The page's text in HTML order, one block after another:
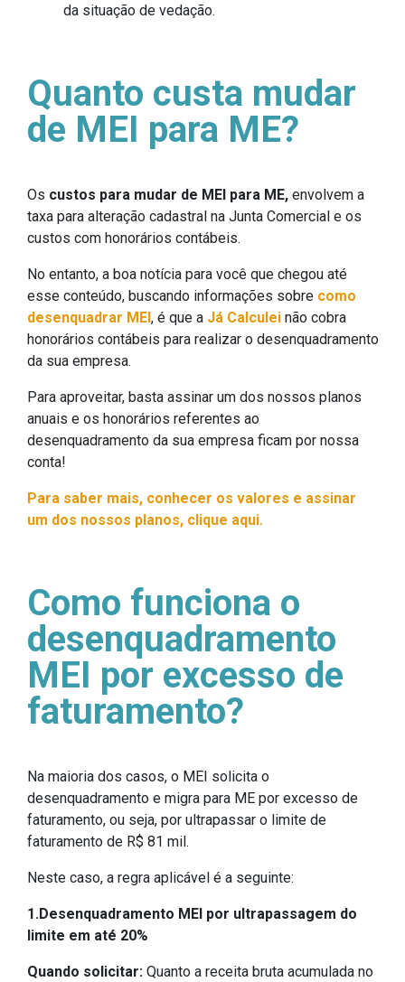
da situação de vedação.
Quanto custa mudar
de MEI para ME?
Os custos para mudar de MEI para ME, envolvem a
taxa para alteração cadastral na Junta Comercial e os
custos com honorários contábeis.
No entanto, a boa notícia para você que chegou até
esse conteúdo, buscando informações sobre como
desenquadrar MEI, é que a Já Calculei não cobra
honorários contábeis para realizar o desenquadramento
da sua empresa.
Para aproveitar, basta assinar um dos nossos planos
anuais e os honorários referentes ao
desenquadramento da sua empresa ficam por nossa
conta!
Para saber mais, conhecer os valores e assinar
um dos nossos planos, clique aqui.
Como funciona o
desenquadramento
MEI por excesso de
faturamento?
Na maioria dos casos, o MEI solicita o
desenquadramento e migra para ME por excesso de
faturamento, ou seja, por ultrapassar o limite de
faturamento de R$ 81 mil.
Neste caso, a regra aplicável é a seguinte:
1.Desenquadramento MEI por ultrapassagem do
limite em até 20%
Quando solicitar: Quanto a receita bruta acumulada no